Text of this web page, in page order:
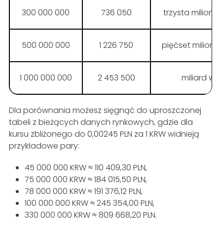
300 000 000 736 050 trzysta
500 000 000 1 226 750 pięćset
1 000 000 000 2 453 500 miliard
Dla porównania możesz sięgnąć do uproszczonej
tabeli z bieżących danych rynkowych, gdzie dla
kursu zbliżonego do 0,00245 PLN za 1 KRW widnieją
przykładowe pary:
45 000 000 KRW ≈ 110 409,30 PLN,
75 000 000 KRW ≈ 184 015,50 PLN,
78 000 000 KRW ≈ 191 376,12 PLN,
100 000 000 KRW ≈ 245 354,00 PLN,
330 000 000 KRW ≈ 809 668,20 PLN.